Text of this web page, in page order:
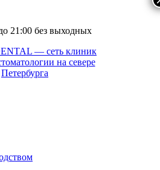
21:00 без выходных